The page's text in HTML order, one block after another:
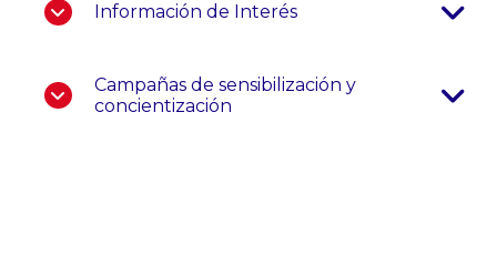
Información de Interés
Campañas de sensibilización y
concientización